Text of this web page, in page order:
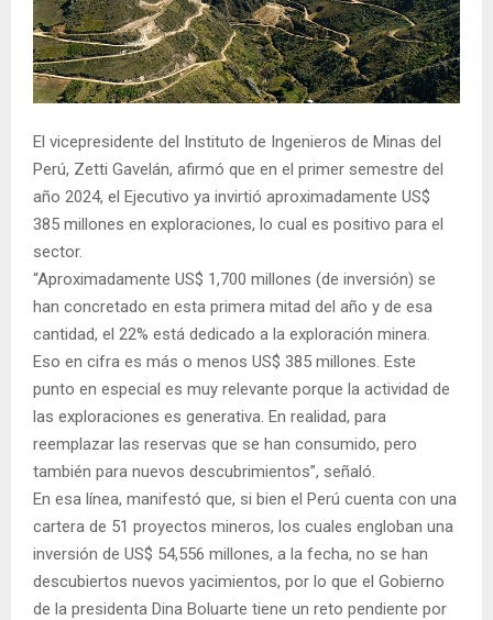
El vicepresidente del Instituto de Ingenieros de Minas del
Perú, Zetti Gavelán, afirmó que en el primer semestre del
año 2024, el Ejecutivo ya invirtió aproximadamente US$
385 millones en exploraciones, lo cual es positivo para el
sector.
“Aproximadamente US$ 1,700 millones (de inversión) se
han concretado en esta primera mitad del año y de esa
cantidad, el 22% está dedicado a la exploración minera.
Eso en cifra es más o menos US$ 385 millones. Este
punto en especial es muy relevante porque la actividad de
las exploraciones es generativa. En realidad, para
reemplazar las reservas que se han consumido, pero
también para nuevos descubrimientos”, señaló.
En esa línea, manifestó que, si bien el Perú cuenta con una
cartera de 51 proyectos mineros, los cuales engloban una
inversión de US$ 54,556 millones, a la fecha, no se han
descubiertos nuevos yacimientos, por lo que el Gobierno
de la presidenta Dina Boluarte tiene un reto pendiente por